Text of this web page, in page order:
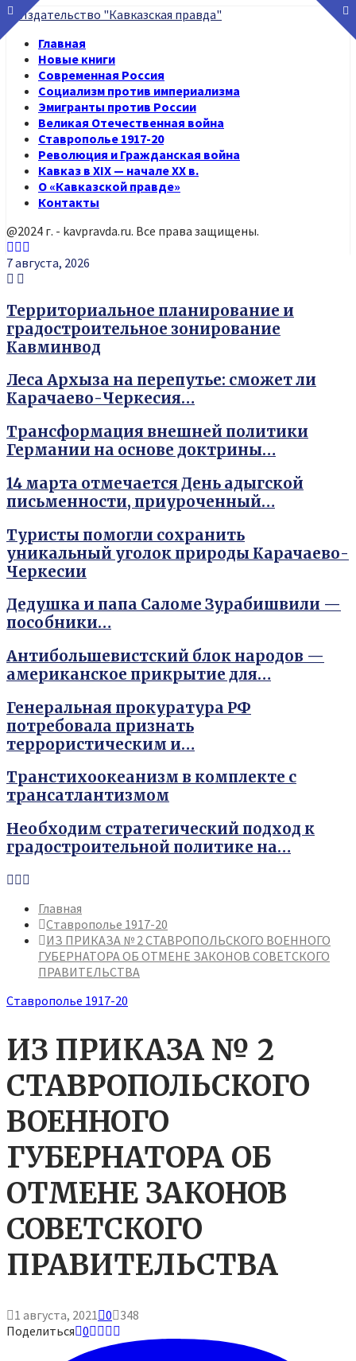
Главная
Новые книги
Современная Россия
Социализм против империализма
Эмигранты против России
Великая Отечественная война
Ставрополье 1917-20
Революция и Гражданская война
Кавказ в XIX — начале XX в.
О «Кавказской правде»
Контакты
@2024 г. - kavpravda.ru. Все права защищены.
Youtube
Vk
7 августа, 2026
Территориальное планирование и
градостроительное зонирование
Кавминвод
Леса Архыза на перепутье: сможет ли
Карачаево-Черкесия…
Трансформация внешней политики
Германии на основе доктрины…
14 марта отмечается День адыгской
письменности, приуроченный…
Туристы помогли сохранить
уникальный уголок природы Карачаево-
Черкесии
Дедушка и папа Саломе Зурабишвили —
пособники…
Антибольшевистский блок народов —
американское прикрытие для…
Генеральная прокуратура РФ
потребовала признать
террористическим и…
Транстихоокеанизм в комплекте с
трансатлантизмом
Необходим стратегический подход к
градостроительной политике на…
Youtube
Vk
Главная
Ставрополье 1917-20
ИЗ ПРИКАЗА № 2 СТАВРОПОЛЬСКОГО ВОЕННОГО
ГУБЕРНАТОРА ОБ ОТМЕНЕ ЗАКОНОВ СОВЕТСКОГО
ПРАВИТЕЛЬСТВА
Ставрополье 1917-20
ИЗ ПРИКАЗА № 2
СТАВРОПОЛЬСКОГО
ВОЕННОГО
ГУБЕРНАТОРА ОБ
ОТМЕНЕ ЗАКОНОВ
СОВЕТСКОГО
ПРАВИТЕЛЬСТВА
1 августа, 2021 0 348
Поделиться 0